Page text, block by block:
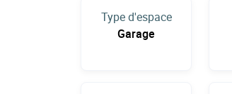
Type d'espace
Garage